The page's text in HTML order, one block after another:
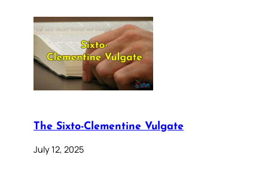
The Sixto-Clementine Vulgate
July 12, 2025